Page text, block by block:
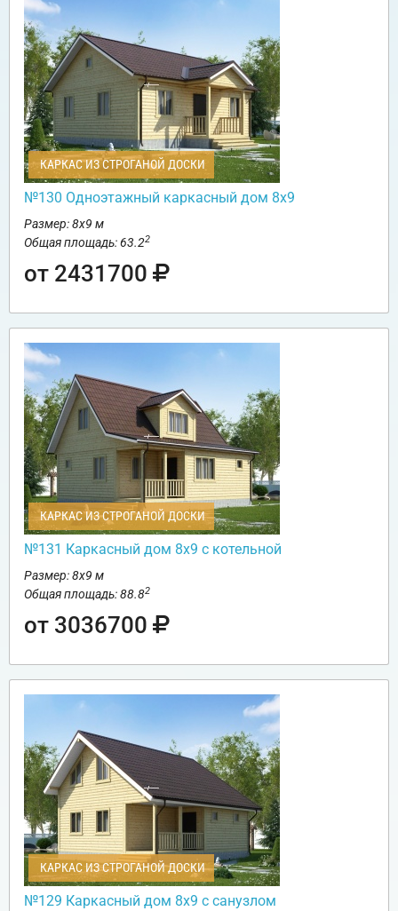
КАРКАС ИЗ СТРОГАНОЙ ДОСКИ
№130 Одноэтажный каркасный дом 8х9
Размер: 8х9 м
Общая площадь: 63.22
от 2431700
КАРКАС ИЗ СТРОГАНОЙ ДОСКИ
№131 Каркасный дом 8х9 с котельной
Размер: 8х9 м
Общая площадь: 88.82
от 3036700
КАРКАС ИЗ СТРОГАНОЙ ДОСКИ
№129 Каркасный дом 8х9 с санузлом